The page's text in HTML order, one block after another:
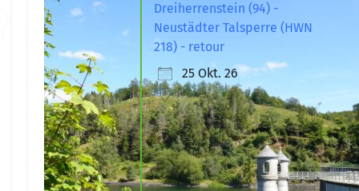
Dreiherrenstein (94) -
Neustädter Talsperre (HWN
218) - retour
25 Okt. 26